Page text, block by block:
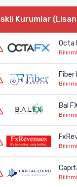
Kurumlar
Octa
Fiber
Bal